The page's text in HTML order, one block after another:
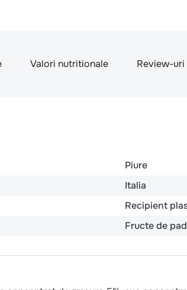
Valori nutritionale Review-uri
Piure
Italia
Recipient
Fructe de